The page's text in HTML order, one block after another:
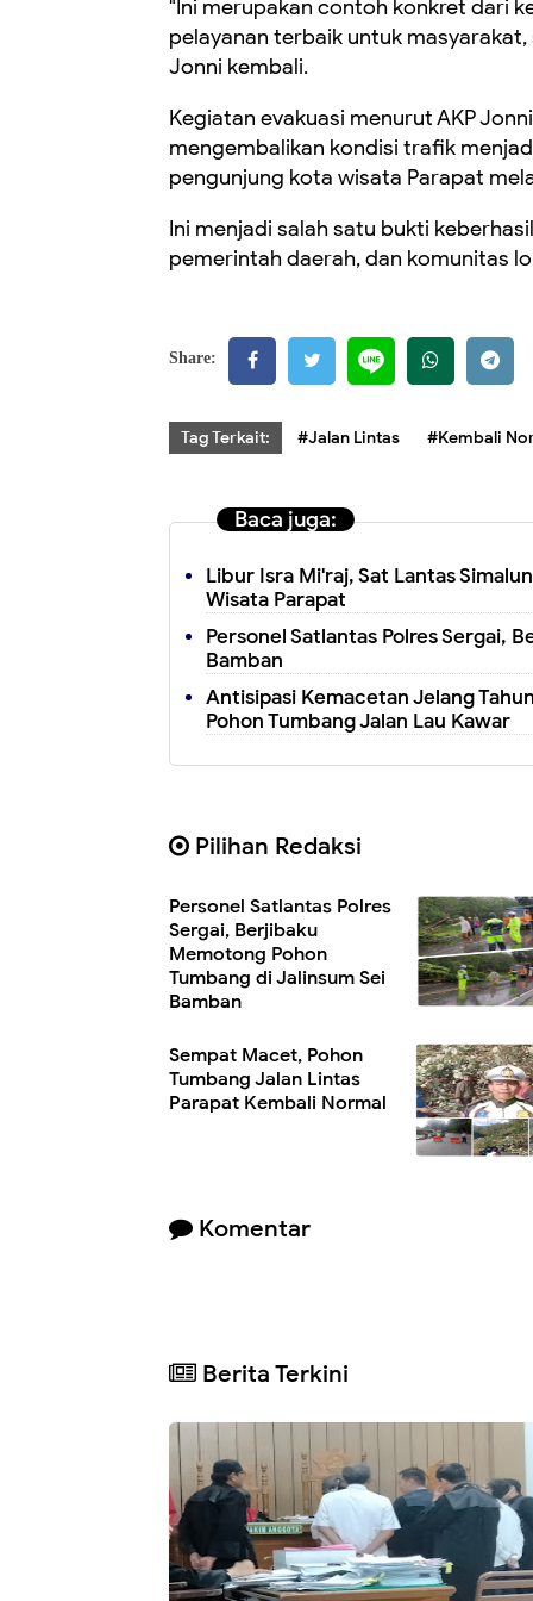
"Ini merupakan contoh konkret dari
pelayanan terbaik untuk
Jonni kembali.
Kegiatan evakuasi menurut AKP
mengembalikan kondisi trafik
pengunjung kota wisata Parapat
Ini menjadi salah satu bukti
pemerintah daerah, dan komunitas
Share:
Tag Terkait: #Jalan Lintas #Kembali
Baca juga:
Libur Isra Mi'raj, Sat Lantas
Wisata Parapat
Personel Satlantas Polres Sergai,
Bamban
Antisipasi Kemacetan Jelang
Pohon Tumbang Jalan Lau Kawar
Pilihan Redaksi
Personel Satlantas Polres
Sergai, Berjibaku
Memotong Pohon
Tumbang di Jalinsum Sei
Bamban
Sempat Macet, Pohon
Tumbang Jalan Lintas
Parapat Kembali Normal
Komentar
Berita Terkini